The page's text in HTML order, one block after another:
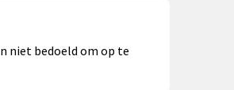
niet bedoeld om op te